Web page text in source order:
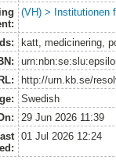
(VH) > Institutionen
katt, medicinering,
http://urn.kb.se/
Swedish
29 Jun 2026 11:39
01 Jul 2026 12:24